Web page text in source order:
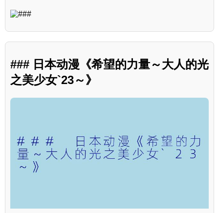
### 日本动漫《希望的力量～大人的光
之美少女`23～》